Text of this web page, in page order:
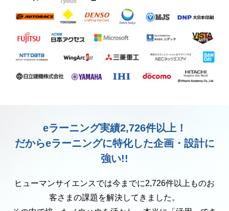
eラーニング実績2,726件以上！
だからeラーニングに特化した企画・設計に
強い!!
ヒューマンサイエンスでは今までに2,726件以上ものお
客さまの課題を解決してきました。